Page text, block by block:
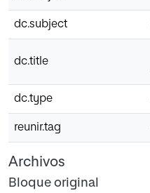
dc.subject
dc.title
dc.type
reunir.tag
Archivos
Bloque original